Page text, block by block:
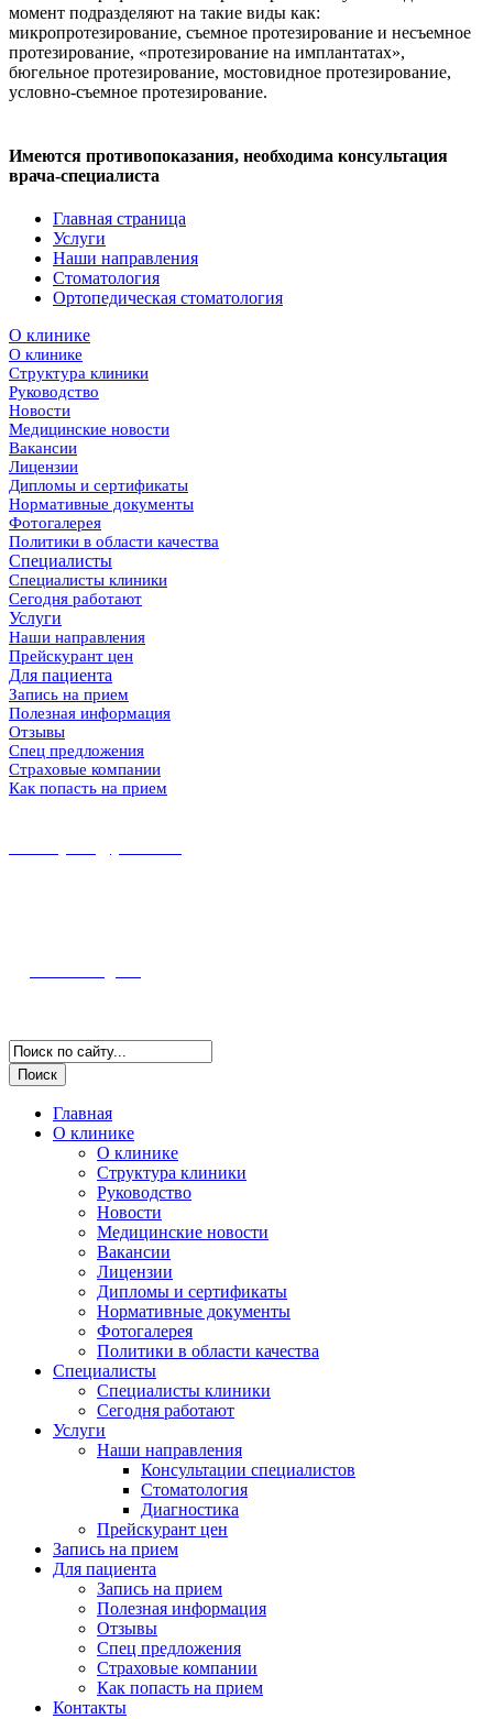
момент подразделяют на такие виды как:
микропротезирование, съемное протезирование и несъемное
протезирование, «протезирование на имплантатах»,
бюгельное протезирование, мостовидное протезирование,
условно-съемное протезирование.
Имеются противопоказания, необходима консультация
врача-специалиста
Главная страница
Услуги
Наши направления
Стоматология
Ортопедическая стоматология
О клинике
О клинике
Структура клиники
Руководство
Новости
Медицинские новости
Вакансии
Лицензии
Дипломы и сертификаты
Нормативные документы
Фотогалерея
Политики в области качества
Специалисты
Специалисты клиники
Сегодня работают
Услуги
Наши направления
Прейскурант цен
Для пациента
Запись на прием
Полезная информация
Отзывы
Спец предложения
Страховые компании
Как попасть на прием
Главная
О клинике
О клинике
Структура клиники
Руководство
Новости
Медицинские новости
Вакансии
Лицензии
Дипломы и сертификаты
Нормативные документы
Фотогалерея
Политики в области качества
Специалисты
Специалисты клиники
Сегодня работают
Услуги
Наши направления
Консультации специалистов
Стоматология
Диагностика
Прейскурант цен
Запись на прием
Для пациента
Запись на прием
Полезная информация
Отзывы
Спец предложения
Страховые компании
Как попасть на прием
Контакты